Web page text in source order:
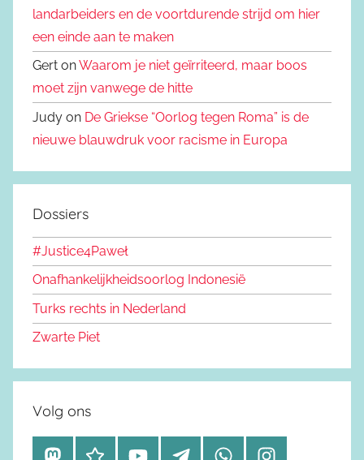
landarbeiders en de voortdurende strijd om hier
een einde aan te maken
Gert onWaarom je niet geïrriteerd, maar boos
moet zijn vanwege de hitte
Judy on De Griekse “Oorlog tegen Roma” is de
nieuwe blauwdruk voor racisme in Europa
Dossiers
#Justice4Paweł
Onafhankelijkheidsoorlog Indonesië
Turks rechts in Nederland
Zwarte Piet
Volg ons
M
B
Y
T
W
I